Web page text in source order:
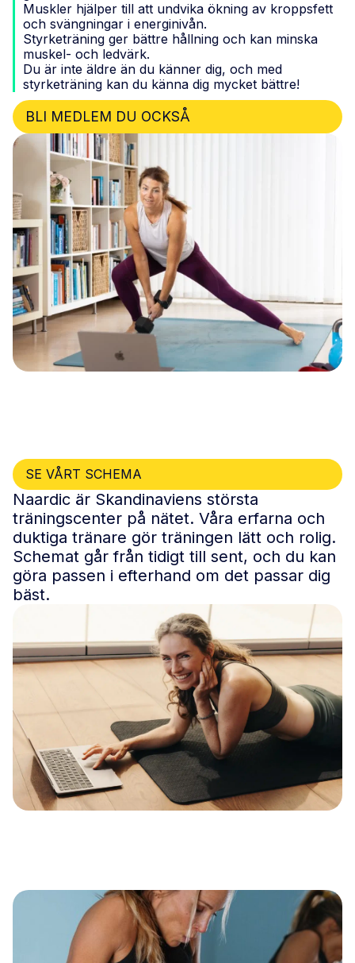
Muskler hjälper till att undvika ökning av kroppsfett
och svängningar i energinivån.
Styrketräning ger bättre hållning och kan minska
muskel- och ledvärk.
Du är inte äldre än du känner dig, och med
styrketräning kan du känna dig mycket bättre!
BLI MEDLEM DU OCKSÅ
SE VÅRT SCHEMA
Naardic är Skandinaviens största
träningscenter på nätet. Våra erfarna och
duktiga tränare gör träningen lätt och rolig.
Schemat går från tidigt till sent, och du kan
göra passen i efterhand om det passar dig
bäst.